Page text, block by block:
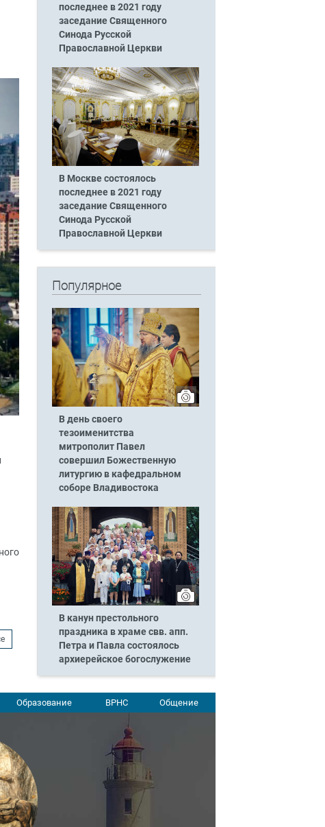
последнее в 2021 году
заседание Священного
Синода Русской
Православной Церкви
В Москве состоялось
последнее в 2021 году
заседание Священного
Синода Русской
Православной Церкви
Популярное
В день своего
тезоименитства
митрополит Павел
совершил Божественную
литургию в кафедральном
соборе Владивостока
В канун престольного
праздника в храме свв. апп.
Петра и Павла состоялось
архиерейское богослужение
Образование ВРНС Общение